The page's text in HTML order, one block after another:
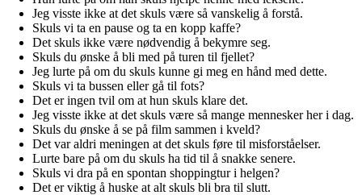
Jeg visste ikke at det skuls være så vanskelig å forstå.
Skuls vi ta en pause og ta en kopp kaffe?
Det skuls ikke være nødvendig å bekymre seg.
Skuls du ønske å bli med på turen til fjellet?
Jeg lurte på om du skuls kunne gi meg en hånd med dette.
Skuls vi ta bussen eller gå til fots?
Det er ingen tvil om at hun skuls klare det.
Jeg visste ikke at det skuls være så mange mennesker her i dag.
Skuls du ønske å se på film sammen i kveld?
Det var aldri meningen at det skuls føre til misforståelser.
Lurte bare på om du skuls ha tid til å snakke senere.
Skuls vi dra på en spontan shoppingtur i helgen?
Det er viktig å huske at alt skuls bli bra til slutt.